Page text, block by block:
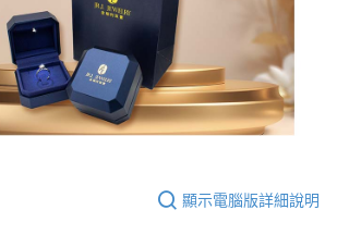
顯示電腦版詳細說明